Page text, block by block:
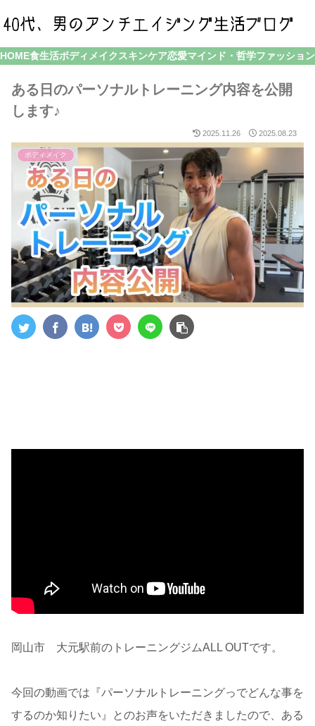
HOME食生活ボディメイク スキンケア恋愛マインド・哲学ファッション
ある日のパーソナルトレーニング内容を公開
します♪
2025.11.26 2025.08.23
ボディメイク
岡山市 大元駅前のトレーニングジムALL OUTです。
今回の動画では『パーソナルトレーニングっでどんな事を
するのか知りたい』とのお声をいただきましたので、ある